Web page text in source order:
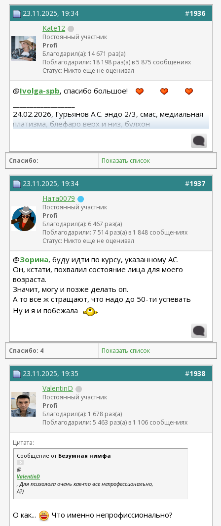
06.01.2026г. феморо пластика+липо ног - Бабикова
М.А.
#1936
23.11.2025, 19:34
Kate12
Постоянный участник
Profi
Благодарил(а): 14 671 раз(а)
Поблагодарили: 18 198 раз(а) в 5 875 сообщениях
Статус: Никто еще не оценивал
@Ivolga-spb, спасибо большое!
24.02.2026, Гурьянов А.С. эндо 2/3, смас, медиальная
платизма, блефаро верх и низ, булхон
08.2015, allergan 240, 255. Аврамович А.Г., Клиника СЛ
(молодости и красоты)
Спасибо: Показать список
#1937
23.11.2025, 19:34
Ната0079
Постоянный участник
Profi
Благодарил(а): 6 467 раз(а)
Поблагодарили: 7 514 раз(а) в 1 848 сообщениях
Статус: Никто еще не оценивал
@Зорина, буду идти по курсу, указанному АС.
Он, кстати, похвалил состояние лица для моего
возраста.
Значит, могу и позже делать оп.
А то все ж стращают, что надо до 50-ти успевать
Ну и я и побежала
Спасибо: 4 Показать список
#1938
23.11.2025, 19:35
ValentinD
Постоянный участник
Profi
Благодарил(а): 1 678 раз(а)
Поблагодарили: 5 463 раз(а) в 1 106 сообщениях
Цитата:
Сообщение от Безумная нимфа
@
ValentinD
, Для психолога очень как-то все непрофессионально,
А?)
О как... Что именно непрофиссионально?